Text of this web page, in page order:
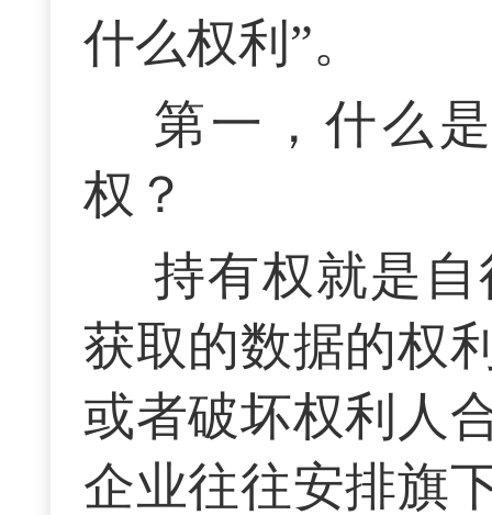
什么权利”。
第一，什么
权？
持有权就是
获取的数据的权
或者破坏权利人
企业往往安排旗